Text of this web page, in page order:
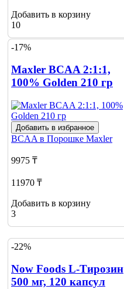
Добавить в корзину
10
-17%
Maxler BCAA 2:1:1,
100% Golden 210 гр
Добавить в избранное
BCAA в Порошке Maxler
9975 ₸
11970 ₸
Добавить в корзину
3
-22%
Now Foods L-Тирозин
500 мг, 120 капсул